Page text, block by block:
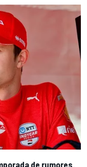
de rumores,